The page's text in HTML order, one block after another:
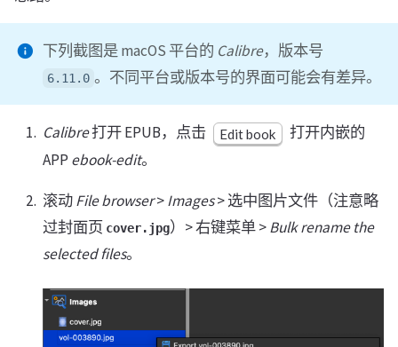
下列截图是 macOS 平台的 Calibre，版本号
6.11.0 。不同平台或版本号的界面可能会有差异。
Calibre打开 EPUB，点击 Edit book
打开内嵌的
APP ebook-edit。
滚动File browser>Images> 选中图片文件（注意略
过封面页 cover.jpg）> 右键菜单 >Bulk rename the
selected files。